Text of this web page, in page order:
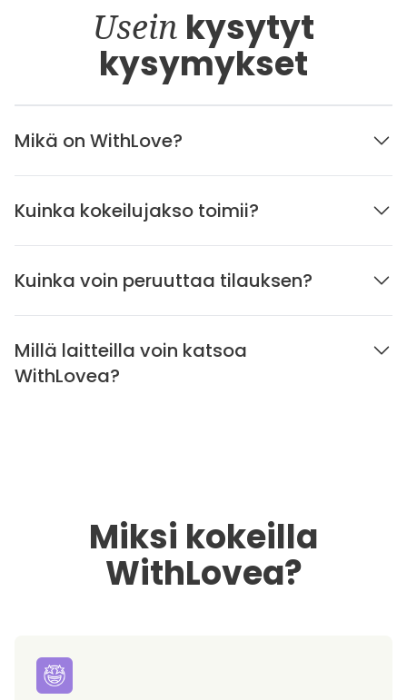
Usein kysytyt
kysymykset
Mikä on WithLove?
Kuinka kokeilujakso toimii?
Kuinka voin peruuttaa tilauksen?
Millä laitteilla voin katsoa
WithLovea?
Miksi kokeilla
WithLovea?